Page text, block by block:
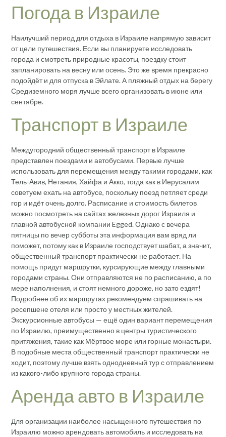
Погода в Израиле
Наилучший период для отдыха в Израиле напрямую зависит
от цели путешествия. Если вы планируете исследовать
города и смотреть природные красоты, поездку стоит
запланировать на весну или осень. Это же время прекрасно
подойдёт и для отпуска в Эйлате. А пляжный отдых на берегу
Средиземного моря лучше всего организовать в июне или
сентябре.
Транспорт в Израиле
Междугородний общественный транспорт в Израиле
представлен поездами и автобусами. Первые лучше
использовать для перемещения между такими городами, как
Тель-Авив, Нетания, Хайфа и Акко, тогда как в Иерусалим
советуем ехать на автобусе, поскольку поезд петляет среди
гор и идёт очень долго. Расписание и стоимость билетов
можно посмотреть на сайтах железных дорог Израиля и
главной автобусной компании Egged. Однако с вечера
пятницы по вечер субботы эта информация вам вряд ли
поможет, потому как в Израиле господствует шабат, а значит,
общественный транспорт практически не работает. На
помощь придут маршрутки, курсирующие между главными
городами страны. Они отправляются не по расписанию, а по
мере наполнения, и стоят немного дороже, но зато ездят!
Подробнее об их маршрутах рекомендуем спрашивать на
ресепшене отеля или просто у местных жителей.
Экскурсионные автобусы — ещё один вариант перемещения
по Израилю, преимущественно в центры туристического
притяжения, такие как Мёртвое море или горные монастыри.
В подобные места общественный транспорт практически не
ходит, поэтому лучше взять однодневный тур с отправлением
из какого-либо крупного города страны.
Аренда авто в Израиле
Для организации наиболее насыщенного путешествия по
Израилю можно арендовать автомобиль и исследовать на